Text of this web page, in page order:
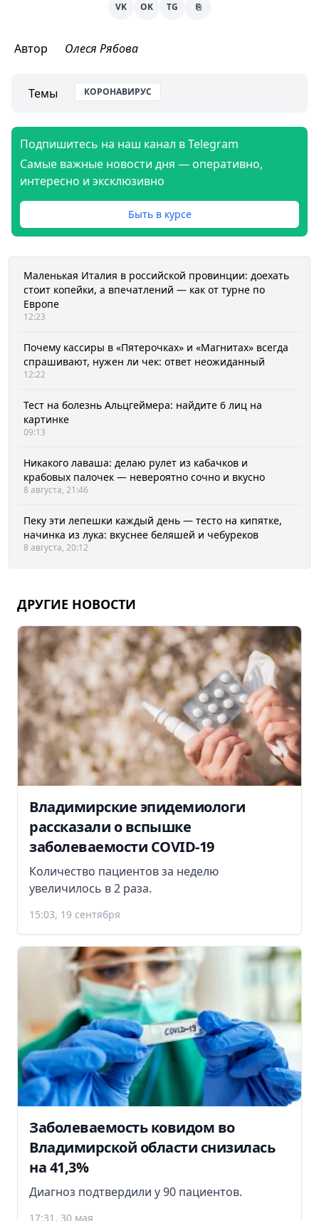
VK OK TG ⎘
Автор Олеся Рябова
Темы КОРОНАВИРУС
Подпишитесь на наш канал в Telegram
Самые важные новости дня — оперативно,
интересно и эксклюзивно
Быть в курсе
Маленькая Италия в российской провинции: доехать
стоит копейки, а впечатлений — как от турне по
Европе
12:23
Почему кассиры в «Пятерочках» и «Магнитах» всегда
спрашивают, нужен ли чек: ответ неожиданный
12:22
Тест на болезнь Альцгеймера: найдите 6 лиц на
картинке
09:13
Никакого лаваша: делаю рулет из кабачков и
крабовых палочек — невероятно сочно и вкусно
8 августа, 21:46
Пеку эти лепешки каждый день — тесто на кипятке,
начинка из лука: вкуснее беляшей и чебуреков
8 августа, 20:12
ДРУГИЕ НОВОСТИ
Владимирские эпидемиологи
рассказали о вспышке
заболеваемости COVID-19
Количество пациентов за неделю
увеличилось в 2 раза.
15:03, 19 сентября
Заболеваемость ковидом во
Владимирской области снизилась
на 41,3%
Диагноз подтвердили у 90 пациентов.
17:31, 30 мая